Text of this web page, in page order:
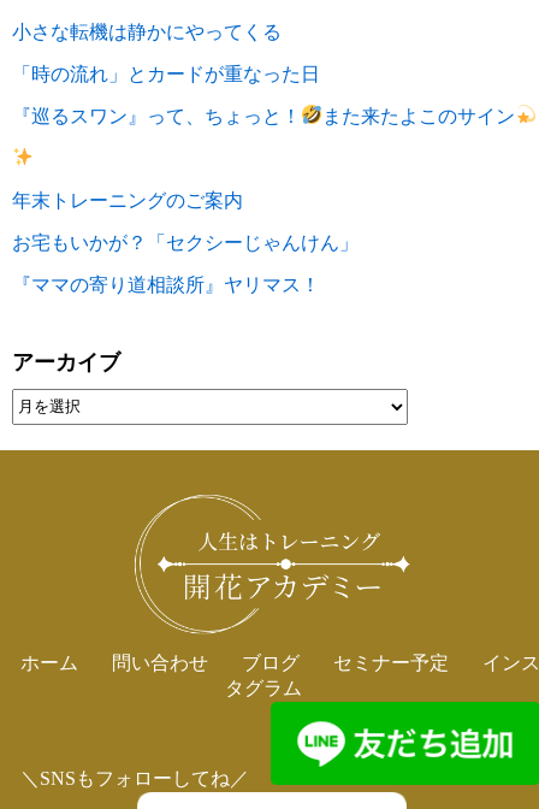
小さな転機は静かにやってくる
「時の流れ」とカードが重なった日
『巡るスワン』って、ちょっと！ また来たよこのサイン
年末トレーニングのご案内
お宅もいかが？「セクシーじゃんけん」
『ママの寄り道相談所』ヤリマス！
アーカイブ
ホーム 問い合わせ ブログ セミナー予定
インス
タグラム
＼SNSもフォローしてね／